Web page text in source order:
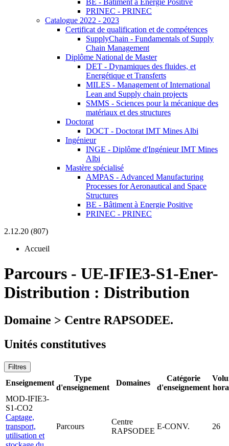
BE - Bâtiment à Energie Positive
PRINEC - PRINEC
Catalogue 2022 - 2023
Certificat de qualification et de compétences
SupplyChain - Fundamentals of Supply
Chain Management
Diplôme National de Master
DET - Dynamiques des fluides, et
Energétique et Transferts
MILES - Management of International
Lean and Supply chain projects
SMMS - Sciences pour la mécanique des
matériaux et des structures
Doctorat
DOCT - Doctorat IMT Mines Albi
Ingénieur
INGE - Diplôme d'Ingénieur IMT Mines
Albi
Mastère spécialisé
AMPAS - Advanced Manufacturing
Processes for Aeronautical and Space
Structures
BE - Bâtiment à Energie Positive
PRINEC - PRINEC
2.12.20 (807)
Accueil
Parcours - UE-IFIE3-S1-Ener-
Distribution : Distribution
Domaine > Centre RAPSODEE.
Unités constitutives
Filtres
Enseignement
Type
d'enseignement
Domaines
Catégorie
d'enseignement
MOD-IFIE3-
S1-CO2
Captage,
transport,
utilisation et
Parcours
Centre
RAPSODEE
E-CONV. 26